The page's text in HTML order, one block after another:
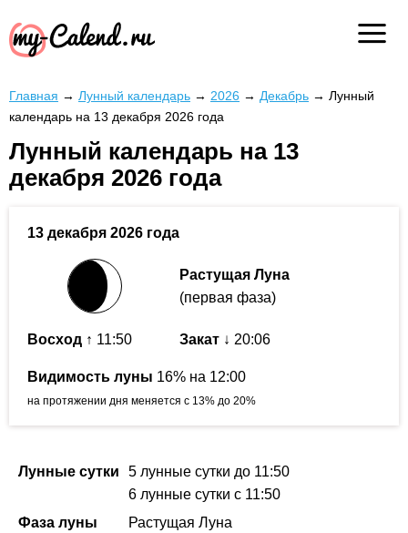
Главная → Лунный календарь → 2026 → Декабрь → Лунный
календарь на 13 декабря 2026 года
Лунный календарь на 13
декабря 2026 года
13 декабря 2026 года
Растущая Луна
(первая фаза)
Восход ↑ 11:50 Закат ↓ 20:06
Видимость луны 16% на 12:00
на протяжении дня меняется с 13% до 20%
Лунные сутки 5 лунные сутки до 11:50
6 лунные сутки с 11:50
Фаза луны
Растущая Луна